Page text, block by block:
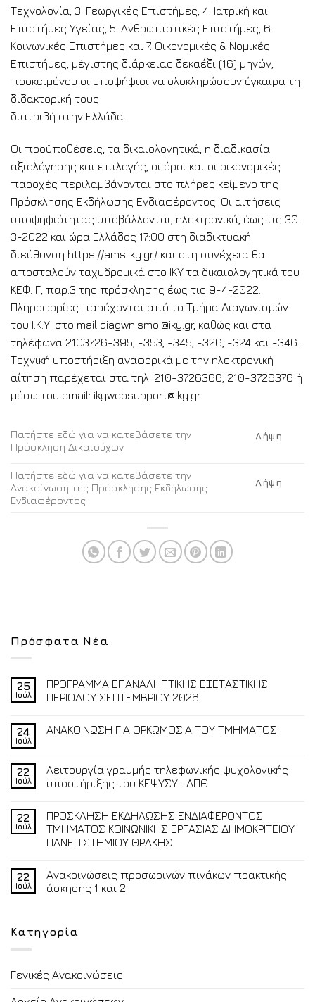
Τεχνολογία, 3. Γεωργικές Επιστήμες, 4. Ιατρική και
Επιστήμες Υγείας, 5. Ανθρωπιστικές Επιστήμες, 6.
Κοινωνικές Επιστήμες και 7. Οικονομικές & Νομικές
Επιστήμες, μέγιστης διάρκειας δεκαέξι (16) μηνών,
προκειμένου οι υποψήφιοι να ολοκληρώσουν έγκαιρα τη
διδακτορική τους
διατριβή στην Ελλάδα.
Οι προϋποθέσεις, τα δικαιολογητικά, η διαδικασία
αξιολόγησης και επιλογής, οι όροι και οι οικονομικές
παροχές περιλαμβάνονται στο πλήρες κείμενο της
Πρόσκλησης Εκδήλωσης Ενδιαφέροντος. Οι αιτήσεις
υποψηφιότητας υποβάλλονται, ηλεκτρονικά, έως τις 30-
3-2022 και ώρα Ελλάδος 17:00 στη διαδικτυακή
διεύθυνση https://ams.iky.gr/ και στη συνέχεια θα
αποσταλούν ταχυδρομικά στο ΙΚΥ τα δικαιολογητικά του
ΚΕΦ. Γ, παρ.3 της πρόσκλησης έως τις 9-4-2022.
Πληροφορίες παρέχονται από το Τμήμα Διαγωνισμών
του Ι.Κ.Υ. στο mail diagwnismoi@iky.gr, καθώς και στα
τηλέφωνα 2103726-395, -353, -345, -326, -324 και -346.
Τεχνική υποστήριξη αναφορικά με την ηλεκτρονική
αίτηση παρέχεται στα τηλ. 210-3726366, 210-3726376 ή
μέσω του email: ikywebsupport@iky.gr
Πατήστε εδώ για να κατεβάσετε την
Πρόσκληση Δικαιούχων
Λήψη
Πατήστε εδώ για να κατεβάσετε την
Ανακοίνωση της Πρόσκλησης Εκδήλωσης
Ενδιαφέροντος
Λήψη
Πρόσφατα Νέα
25
Ιούλ
ΠΡΟΓΡΑΜΜΑ ΕΠΑΝΑΛΗΠΤΙΚΗΣ ΕΞΕΤΑΣΤΙΚΗΣ
ΠΕΡΙΟΔΟΥ ΣΕΠΤΕΜΒΡΙΟΥ 2026
24
Ιούλ
ΑΝΑΚΟΙΝΩΣΗ ΓΙΑ ΟΡΚΩΜΟΣΙΑ ΤΟΥ ΤΜΗΜΑΤΟΣ
22
Ιούλ
Λειτουργία γραμμής τηλεφωνικής ψυχολογικής
υποστήριξης του ΚΕΨΥΣΥ- ΔΠΘ
22
Ιούλ
ΠΡΟΣΚΛΗΣΗ ΕΚΔΗΛΩΣΗΣ ΕΝΔΙΑΦΕΡΟΝΤΟΣ
ΤΜΗΜΑΤΟΣ ΚΟΙΝΩΝΙΚΗΣ ΕΡΓΑΣΙΑΣ ΔΗΜΟΚΡΙΤΕΙΟΥ
ΠΑΝΕΠΙΣΤΗΜΙΟΥ ΘΡΑΚΗΣ
22
Ιούλ
Ανακοινώσεις προσωρινών πινάκων πρακτικής
άσκησης 1 και 2
Κατηγορία
Γενικές Ανακοινώσεις